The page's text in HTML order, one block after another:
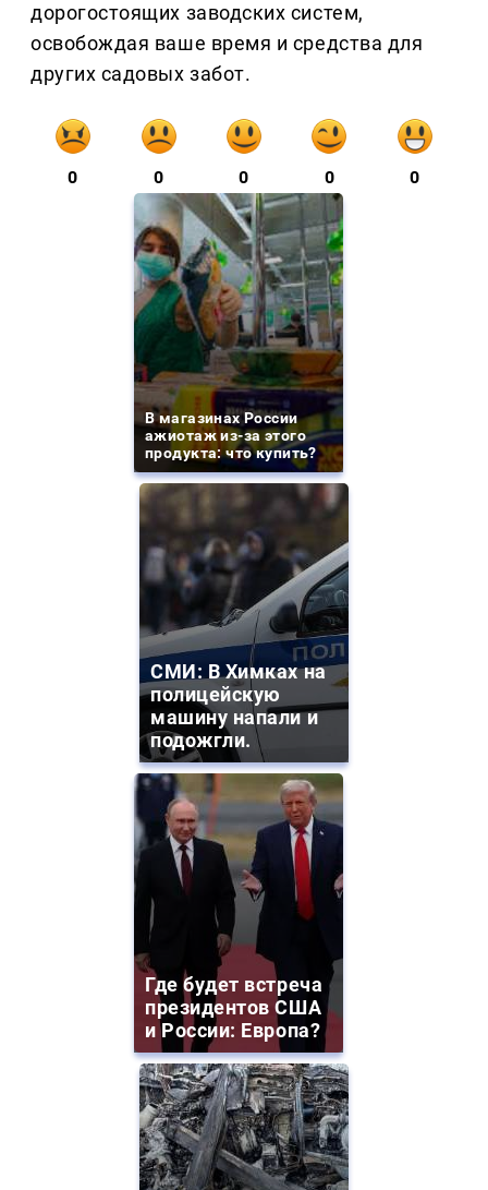
дорогостоящих заводских систем,
освобождая ваше время и средства для
других садовых забот.
0 0 0 0 0
В магазинах России
ажиотаж из-за этого
продукта: что купить?
СМИ: В Химках на
полицейскую
машину напали и
подожгли.
Где будет встреча
президентов США
и России: Европа?